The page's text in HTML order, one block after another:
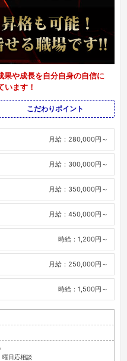
果や成長を自分自身の自信に
います！
こだわりポイント
月給：280,000円～
月給：300,000円～
月給：350,000円～
月給：450,000円～
時給：1,200円～
月給：250,000円～
時給：1,500円～
曜日応相談